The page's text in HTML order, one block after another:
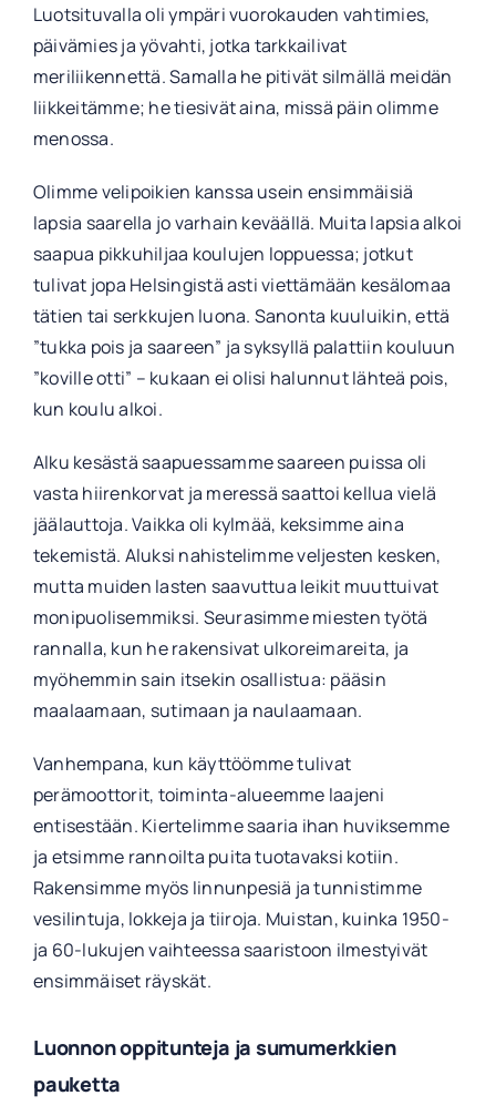
Luotsituvalla oli ympäri vuorokauden vahtimies,
päivämies ja yövahti, jotka tarkkailivat
meriliikennettä. Samalla he pitivät silmällä meidän
liikkeitämme; he tiesivät aina, missä päin olimme
menossa.
Olimme velipoikien kanssa usein ensimmäisiä
lapsia saarella jo varhain keväällä. Muita lapsia alkoi
saapua pikkuhiljaa koulujen loppuessa; jotkut
tulivat jopa Helsingistä asti viettämään kesälomaa
tätien tai serkkujen luona. Sanonta kuuluikin, että
”tukka pois ja saareen” ja syksyllä palattiin kouluun
”koville otti” – kukaan ei olisi halunnut lähteä pois,
kun koulu alkoi.
Alku kesästä saapuessamme saareen puissa oli
vasta hiirenkorvat ja meressä saattoi kellua vielä
jäälauttoja. Vaikka oli kylmää, keksimme aina
tekemistä. Aluksi nahistelimme veljesten kesken,
mutta muiden lasten saavuttua leikit muuttuivat
monipuolisemmiksi. Seurasimme miesten työtä
rannalla, kun he rakensivat ulkoreimareita, ja
myöhemmin sain itsekin osallistua: pääsin
maalaamaan, sutimaan ja naulaamaan.
Vanhempana, kun käyttöömme tulivat
perämoottorit, toiminta-alueemme laajeni
entisestään. Kiertelimme saaria ihan huviksemme
ja etsimme rannoilta puita tuotavaksi kotiin.
Rakensimme myös linnunpesiä ja tunnistimme
vesilintuja, lokkeja ja tiiroja. Muistan, kuinka 1950-
ja 60-lukujen vaihteessa saaristoon ilmestyivät
ensimmäiset räyskät.
Luonnon oppitunteja ja sumumerkkien
pauketta